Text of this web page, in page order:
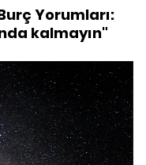
Yorumları:
kalmayın"